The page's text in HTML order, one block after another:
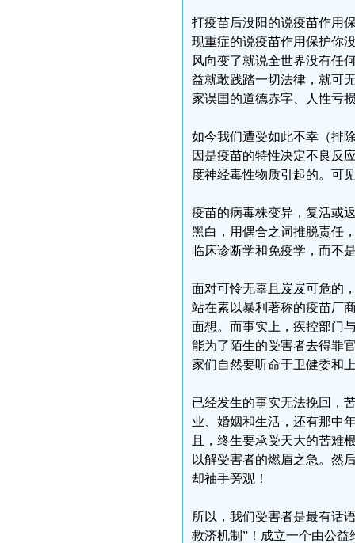
打疫苗后没阳的说疫苗作用
现重症的说疫苗作用保护你
风向变了就说全世界没有任
益就敢践踏一切法律，就可
家误囯的道德赤字、人性亏
如今我们遭受如此不幸（排
因是疫苗的特性决定不良反
度神经毒性物质引起的。可
疫苗的病毒株变异，复活或
黑白，用偶合之词推脱责任
临床诊断学和免疫学，而不
面对可怜无辜且岌岌可危的
站在素以暴利著称的疫苗厂
面想。而事实上，疾控部门
能为了陌生的受害者去得罪
家们自然要听命于卫健委和
已经发生的事实无法挽回，
业、婚姻和生活，还有那中
且，终生要承受天大的苦难
以解受害者的燃眉之急。然
却袖手旁观！
所以，我们受害者是最有话
救济机制”！成立一个由公